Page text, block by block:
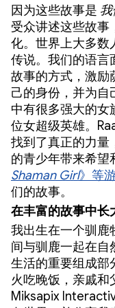
因为这些故事是
受众讲述这些故事
化。世界上大多数
传说。我们的语言
故事的方式，激励
己的身份，并为自
中有很多强大的女
位女超级英雄。
找到了真正的力量
的青少年带来希望
Shaman Girl》等
们的故事。
在丰富的故事中长
我出生在一个驯鹿
间与驯鹿一起在自
生活的重要组成部
火吃晚饭，亲戚和
Miksapix